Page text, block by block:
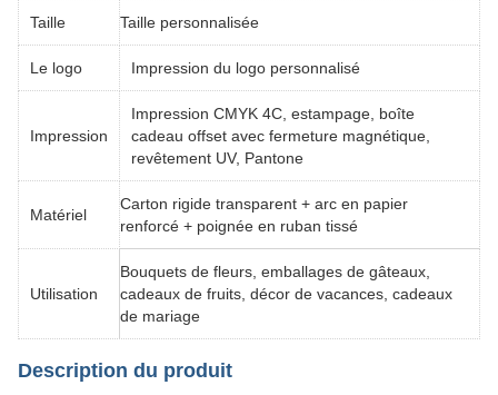
Taille Taille personnalisée
Le logo Impression du logo personnalisé
Impression
Impression CMYK 4C, estampage, boîte
cadeau offset avec fermeture magnétique,
revêtement UV, Pantone
Matériel
Carton rigide transparent + arc en papier
renforcé + poignée en ruban tissé
Utilisation
Bouquets de fleurs, emballages de gâteaux,
cadeaux de fruits, décor de vacances, cadeaux
de mariage
Description du produit